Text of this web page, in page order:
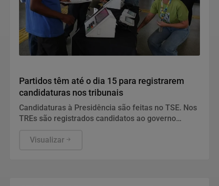
Partidos têm até o dia 15 para registrarem
candidaturas nos tribunais
Candidaturas à Presidência são feitas no TSE. Nos
TREs são registrados candidatos ao governo
assembleias estaduais e distrital.
Visualizar